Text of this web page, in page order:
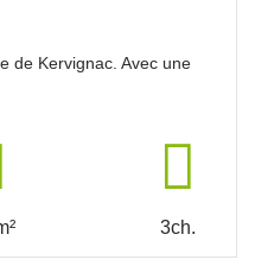
de Kervignac. Avec une
3ch.